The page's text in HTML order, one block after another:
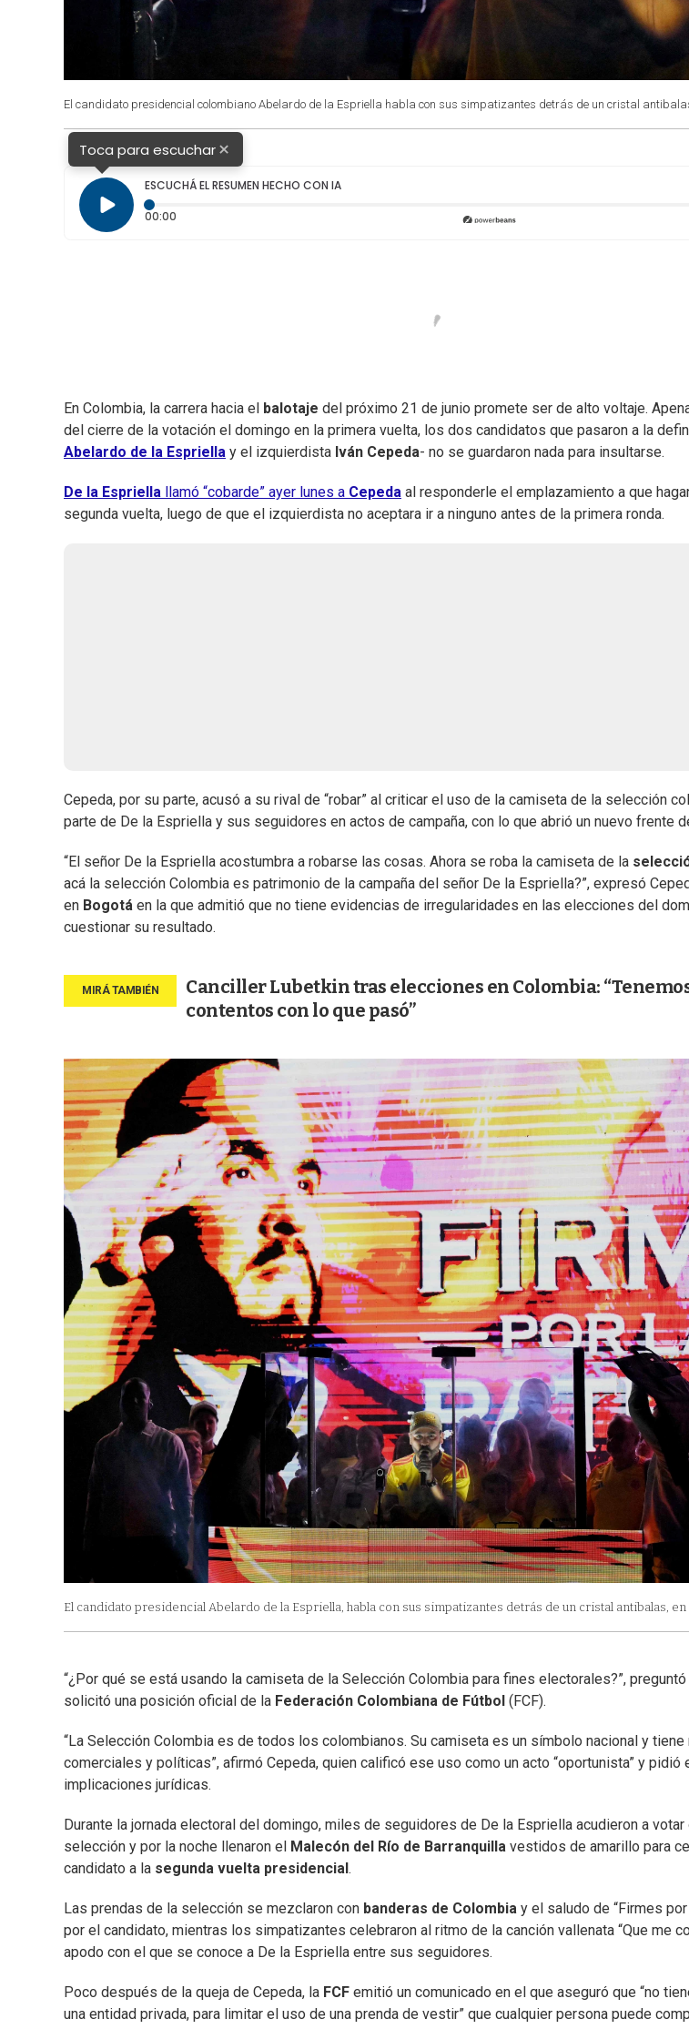
El candidato presidencial colombiano Abelardo de la Espriella habla con sus simpatizantes detrás de un cristal
Toca para escuchar×
ESCUCHÁ EL RESUMEN HECHO CON IA
00:00
En Colombia, la carrera hacia el balotaje del próximo 21 de junio promete ser de alto voltaje.
del cierre de la votación el domingo en la primera vuelta, los dos candidatos que pasaron a la
Abelardo de la Espriella y el izquierdista Iván Cepeda- no se guardaron nada para insultarse.
De la Espriella llamó “cobarde” ayer lunes a Cepeda al responderle el emplazamiento a que
segunda vuelta, luego de que el izquierdista no aceptara ir a ninguno antes de la primera ronda.
Cepeda, por su parte, acusó a su rival de “robar” al criticar el uso de la camiseta de la selección
parte de De la Espriella y sus seguidores en actos de campaña, con lo que abrió un nuevo frente
“El señor De la Espriella acostumbra a robarse las cosas. Ahora se roba la camiseta de la
acá la selección Colombia es patrimonio de la campaña del señor De la Espriella?”, expresó
en Bogotá en la que admitió que no tiene evidencias de irregularidades en las elecciones del
cuestionar su resultado.
Canciller Lubetkin tras elecciones en Colombia:
contentos con lo que pasó”
El candidato presidencial Abelardo de la Espriella, habla con sus simpatizantes detrás de un cristal antibalas,
“¿Por qué se está usando la camiseta de la Selección Colombia para fines electorales?”,
solicitó una posición oficial de la Federación Colombiana de Fútbol (FCF).
“La Selección Colombia es de todos los colombianos. Su camiseta es un símbolo nacional y
comerciales y políticas”, afirmó Cepeda, quien calificó ese uso como un acto “oportunista” y
implicaciones jurídicas.
Durante la jornada electoral del domingo, miles de seguidores de De la Espriella acudieron a
selección y por la noche llenaron el
Malecón del Río de Barranquilla vestidos de amarillo para
candidato a la segunda vuelta presidencial .
Las prendas de la selección se mezclaron con banderas de Colombia y el saludo de “Firmes
por el candidato, mientras los simpatizantes celebraron al ritmo de la canción vallenata “Que me
apodo con el que se conoce a De la Espriella entre sus seguidores.
Poco después de la queja de Cepeda, la FCF emitió un comunicado en el que aseguró que “no
una entidad privada, para limitar el uso de una prenda de vestir” que cualquier persona puede